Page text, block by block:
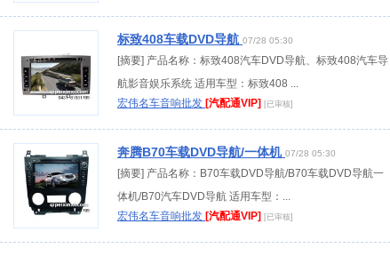
标致408车载DVD导航 07/28 05:30
[摘要] 产品名称：标致408汽车DVD导航、标致408汽车导
航影音娱乐系统 适用车型：标致408 ...
宏伟名车音响批发 [汽配通VIP] [已审核]
奔腾B70车载DVD导航/一体机 07/28 05:30
[摘要] 产品名称：B70车载DVD导航/B70车载DVD导航一
体机/B70汽车DVD导航 适用车型：...
宏伟名车音响批发 [汽配通VIP] [已审核]